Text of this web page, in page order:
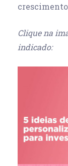
Clique na
indicado: